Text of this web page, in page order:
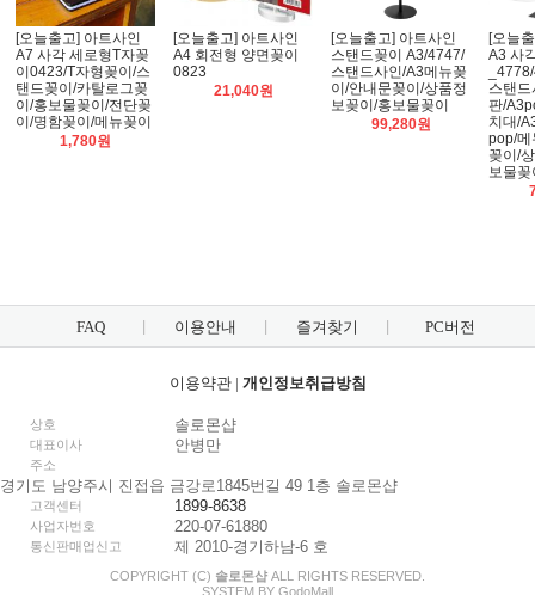
[오늘출고] 아트사인
A7 사각 세로형T자꽂
이0423/T자형꽂이/스
탠드꽂이/카탈로그꽂
이/홍보물꽂이/전단꽂
이/명함꽂이/메뉴꽂이
1,780원
[오늘출고] 아트사인
A4 회전형 양면꽂이
0823
21,040원
[오늘출고] 아트사인
스탠드꽂이 A3/4747/
스탠드사인/A3메뉴꽂
이/안내문꽂이/상품정
보꽂이/홍보물꽂이
99,280원
[오늘
A3 사
스탠
판/
치대/
pop/메
꽂이/
보물꽂
FAQ 이용안내 즐겨찾기 PC버전
이용약관| 개인정보취급방침
상호 솔로몬샵
대표이사 안병만
주소
경기도 남양주시 진접읍 금강로1845번길 49 1층 솔로몬샵
고객센터 1899-8638
사업자번호 220-07-61880
통신판매업신고 제 2010-경기하남-6 호
COPYRIGHT (C) 솔로몬샵 ALL RIGHTS RESERVED.
SYSTEM BY GodoMall